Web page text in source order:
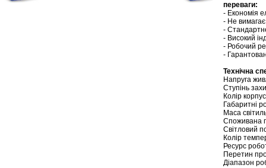
переваги:
- Економія
- Не
-
- Високий
- Робочий
-
Технічна
Напруга
Ступінь
Колір
Габаритні
Маса
Споживана
Світловий
Колір
Ресурс
Перетин
Діапазон